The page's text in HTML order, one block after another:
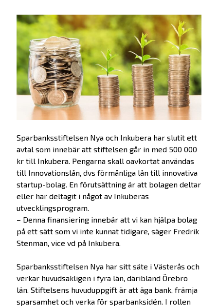
Sparbanksstiftelsen Nya och Inkubera har slutit ett
avtal som innebär att stiftelsen går in med 500 000
kr till Inkubera. Pengarna skall oavkortat användas
till Innovationslån, dvs förmånliga lån till innovativa
startup-bolag. En förutsättning är att bolagen deltar
eller har deltagit i något av Inkuberas
utvecklingsprogram.
– Denna finansiering innebär att vi kan hjälpa bolag
på ett sätt som vi inte kunnat tidigare, säger Fredrik
Stenman, vice vd på Inkubera.
Sparbanksstiftelsen Nya har sitt säte i Västerås och
verkar huvudsakligen i fyra län, däribland Örebro
län. Stiftelsens huvuduppgift är att äga bank, främja
sparsamhet och verka för sparbanksidén. I rollen